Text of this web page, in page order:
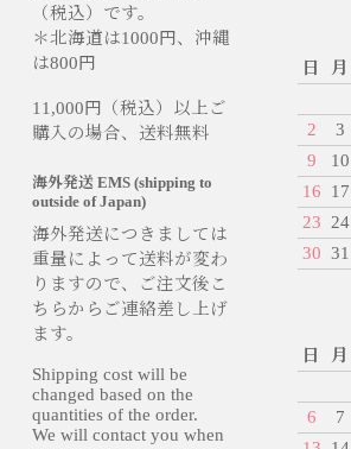
（税込）です。
＊北海道は1000円、沖縄
は800円
11,000円（税込）以上ご
購入の場合、送料無料
海外発送 EMS (shipping to
outside of Japan)
海外発送につきましては
重量によって送料が変わ
りますので、ご注文後こ
ちらからご連絡差し上げ
ます。
Shipping cost will be
changed based on the
quantities of the order.
We will contact you when
日 月
2
3
9
10
16
17
23 24
30 31
日 月
6
7